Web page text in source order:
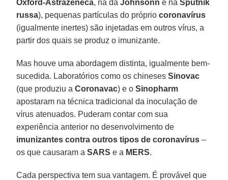
Oxford-Astrazeneca, na daJohnsonn e naSputnik
russa), pequenas partículas do própriocoronavírus
(igualmente inertes) são injetadas em outros vírus, a
partir dos quais se produz o imunizante.
Mas houve uma abordagem distinta, igualmente bem-
sucedida. Laboratórios como os chinesesSinovac
(que produziu aCoronavac) e oSinopharm
apostaram na técnica tradicional da inoculação de
vírus atenuados. Puderam contar com sua
experiência anterior no desenvolvimento de
imunizantes contra outros tipos de coronavírus –
os que causaram aSARS e a MERS.
Cada perspectiva tem sua vantagem. É provável que